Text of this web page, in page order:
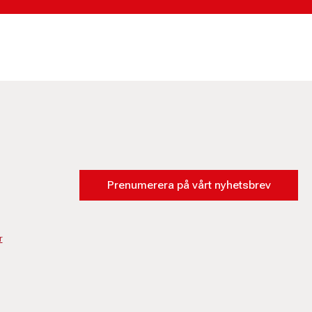
Prenumerera på vårt nyhetsbrev